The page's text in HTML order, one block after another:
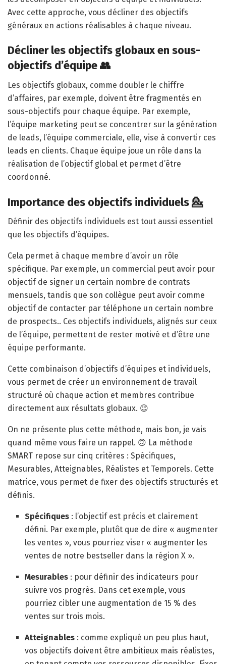
Avec cette approche, vous décliner des objectifs
généraux en actions réalisables à chaque niveau.
Décliner les objectifs globaux en sous-
objectifs d’équipe 👥
Les objectifs globaux, comme doubler le chiffre
d’affaires, par exemple, doivent être fragmentés en
sous-objectifs pour chaque équipe. Par exemple,
l’équipe marketing peut se concentrer sur la génération
de leads, l’équipe commerciale, elle, vise à convertir ces
leads en clients. Chaque équipe joue un rôle dans la
réalisation de l’objectif global et permet d’être
coordonné.
Importance des objectifs individuels 💁
Définir des objectifs individuels est tout aussi essentiel
que les objectifs d’équipes.
Cela permet à chaque membre d’avoir un rôle
spécifique. Par exemple, un commercial peut avoir pour
objectif de signer un certain nombre de contrats
mensuels, tandis que son collègue peut avoir comme
objectif de contacter par téléphone un certain nombre
de prospects.. Ces objectifs individuels, alignés sur ceux
de l’équipe, permettent de rester motivé et d’être une
équipe performante.
Cette combinaison d’objectifs d’équipes et individuels,
vous permet de créer un environnement de travail
structuré où chaque action et membres contribue
directement aux résultats globaux. 😉
On ne présente plus cette méthode, mais bon, je vais
quand même vous faire un rappel. 🙃 La méthode
SMART repose sur cinq critères : Spécifiques,
Mesurables, Atteignables, Réalistes et Temporels. Cette
matrice, vous permet de fixer des objectifs structurés et
définis.
Spécifiques : l’objectif est précis et clairement
défini. Par exemple, plutôt que de dire « augmenter
les ventes », vous pourriez viser « augmenter les
ventes de notre bestseller dans la région X ».
Mesurables : pour définir des indicateurs pour
suivre vos progrès. Dans cet exemple, vous
pourriez cibler une augmentation de 15 % des
ventes sur trois mois.
Atteignables : comme expliqué un peu plus haut,
vos objectifs doivent être ambitieux mais réalistes,